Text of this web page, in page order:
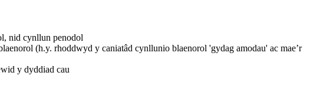
nid cynllun penodol
(h.y. rhoddwyd y caniatâd cynllunio blaenorol 'gydag amodau' ac mae’r
y dyddiad cau